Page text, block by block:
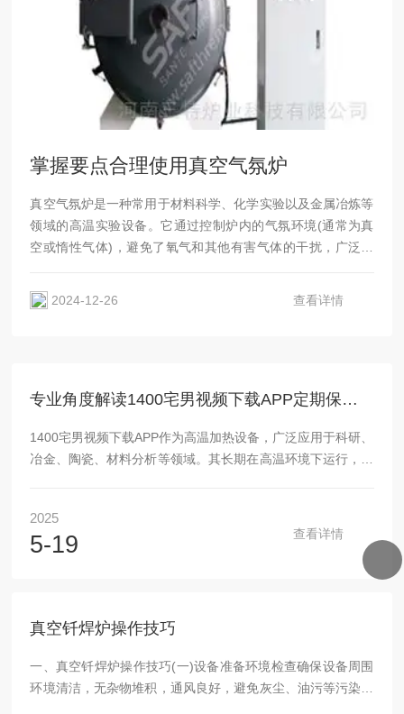
掌握要点合理使用真空气氛炉
真空气氛炉是一种常用于材料科学、化学实验以及金属冶炼等
领域的高温实验设备。它通过控制炉内的气氛环境(通常为真
空或惰性气体)，避免了氧气和其他有害气体的干扰，广泛应
设备的高效使用和延长其使用寿命，合理的操作和维护至关重
要。以下是一些使用真空气氛炉时应注意的要点。1.操作前的
2024-12-26 查看详情
专业角度解读1400宅男视频下载APP定期保养的规范与流程
1400宅男视频下载APP作为高温加热设备，广泛应用于科研、
冶金、陶瓷、材料分析等领域。其长期在高温环境下运行，易
用寿命的关键。一、保养周期与前提条件一般建议每3个月进
行一次基础检查保养，每12个月执行一次全面深度维护。保养
前应确保设备断电，并待炉体冷却至常温状态，以避免触电或
2025
5-19 查看详情
真空钎焊炉操作技巧
一、真空钎焊炉操作技巧(一)设备准备环境检查确保设备周围
环境清洁，无杂物堆积，通风良好，避免灰尘、油污等污染源